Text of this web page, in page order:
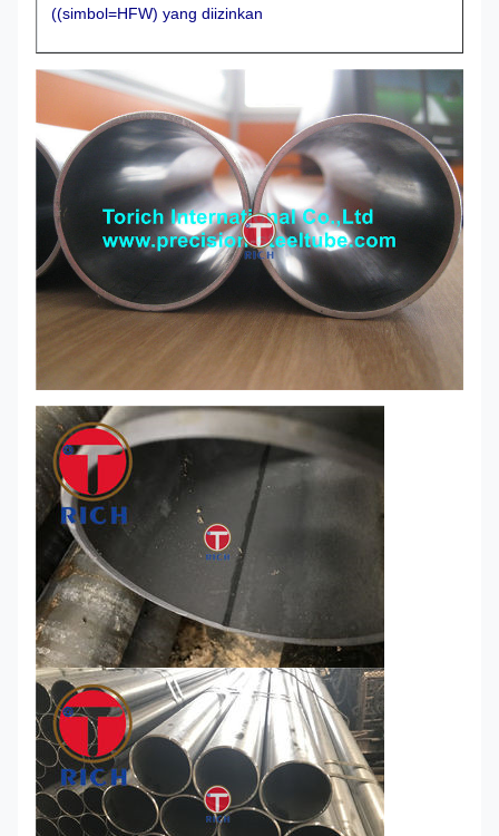
((simbol=HFW) yang diizinkan